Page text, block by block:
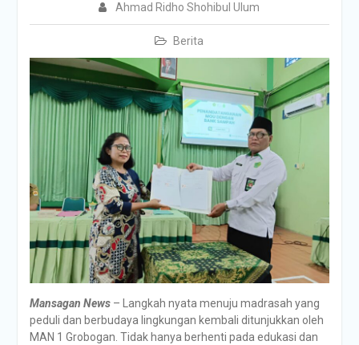
Ahmad Ridho Shohibul Ulum
Berita
Mansagan News– Langkah nyata menuju madrasah yang
peduli dan berbudaya lingkungan kembali ditunjukkan oleh
MAN 1 Grobogan. Tidak hanya berhenti pada edukasi dan